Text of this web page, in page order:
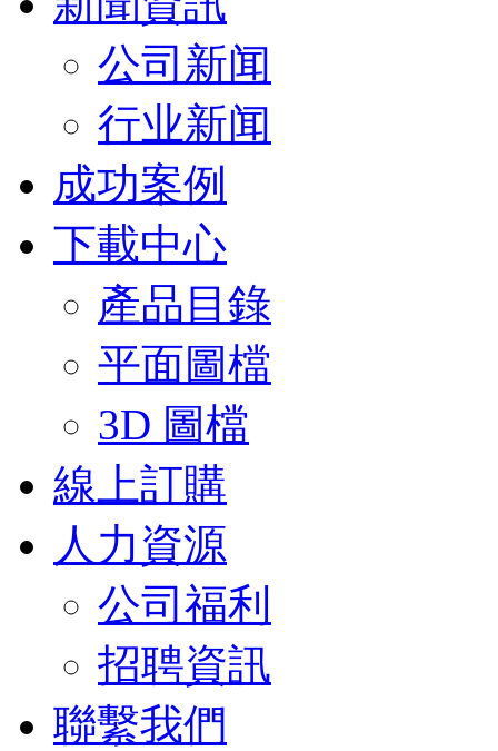
公司新闻
行业新闻
成功案例
下載中心
產品目錄
平面圖檔
3D 圖檔
線上訂購
人力資源
公司福利
招聘資訊
聯繫我們